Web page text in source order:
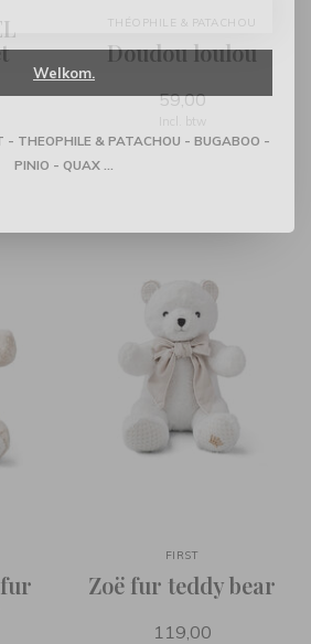
THÉOPHILE & PATACHOU
Doudou loulou
59,00
Incl. btw
FIRST
Zoë fur teddy bear
119,00
Welkom.
- THEOPHILE & PATACHOU - BUGABOO -
PINIO - QUAX ...